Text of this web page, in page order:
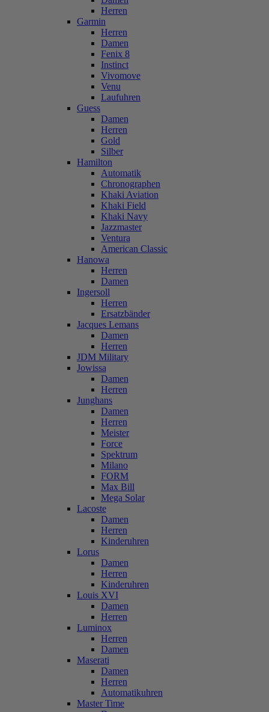
Herren
Garmin
Herren
Damen
Fenix 8
Instinct
Vivomove
Venu
Laufuhren
Guess
Damen
Herren
Gold
Silber
Hamilton
Automatik
Chronographen
Khaki Aviation
Khaki Field
Khaki Navy
Jazzmaster
Ventura
American Classic
Hanowa
Herren
Damen
Ingersoll
Herren
Ersatzbänder
Jacques Lemans
Damen
Herren
JDM Military
Jowissa
Damen
Herren
Junghans
Damen
Herren
Meister
Force
Spektrum
Milano
FORM
Max Bill
Mega Solar
Lacoste
Damen
Herren
Kinderuhren
Lorus
Damen
Herren
Kinderuhren
Louis XVI
Damen
Herren
Luminox
Herren
Damen
Maserati
Damen
Herren
Automatikuhren
Master Time